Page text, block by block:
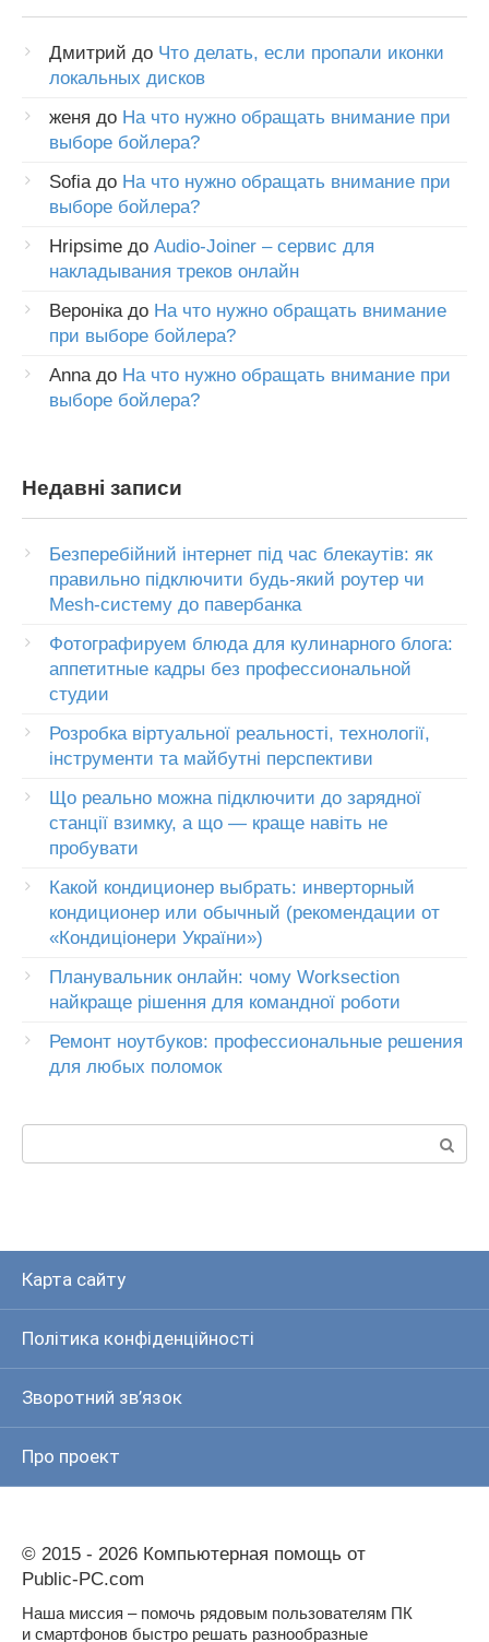
Дмитрий до Что делать, если пропали иконки
локальных дисков
женя до На что нужно обращать внимание при
выборе бойлера?
Sofiaдо На что нужно обращать внимание при
выборе бойлера?
Hripsime до Audio-Joiner – сервис для
накладывания треков онлайн
Веронікадо На что нужно обращать внимание
при выборе бойлера?
Annaдо На что нужно обращать внимание при
выборе бойлера?
Недавні записи
Безперебійний інтернет під час блекаутів: як
правильно підключити будь-який роутер чи
Mesh-систему до павербанка
Фотографируем блюда для кулинарного блога:
аппетитные кадры без профессиональной
студии
Розробка віртуальної реальності, технології,
інструменти та майбутні перспективи
Що реально можна підключити до зарядної
станції взимку, а що — краще навіть не
пробувати
Какой кондиционер выбрать: инверторный
кондиционер или обычный (рекомендации от
«Кондиціонери України»)
Планувальник онлайн: чому Worksection
найкраще рішення для командної роботи
Ремонт ноутбуков: профессиональные решения
для любых поломок
Карта сайту
Політика конфіденційності
Зворотний зв’язок
Про проект
© 2015 - 2026 Компьютерная помощь от
Public-PC.com
Наша миссия – помочь рядовым пользователям ПК
и смартфонов быстро решать разнообразные